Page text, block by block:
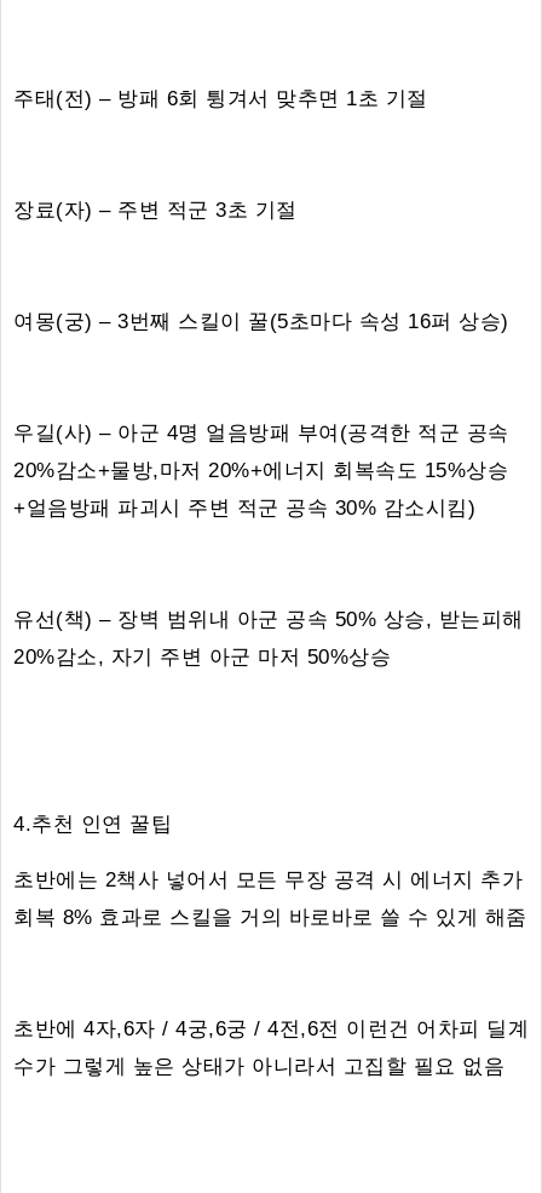
주태(전) – 방패 6회 튕겨서 맞추면 1초 기절
장료(자) – 주변 적군 3초 기절
여몽(궁) – 3번째 스킬이 꿀(5초마다 속성 16퍼 상승)
우길(사) – 아군 4명 얼음방패 부여(공격한 적군 공속
20%감소+물방,마저 20%+에너지 회복속도 15%상승
+얼음방패 파괴시 주변 적군 공속 30% 감소시킴)
유선(책) – 장벽 범위내 아군 공속 50% 상승, 받는피해
20%감소, 자기 주변 아군 마저 50%상승
4.추천 인연 꿀팁
초반에는 2책사 넣어서 모든 무장 공격 시 에너지 추가
회복 8% 효과로 스킬을 거의 바로바로 쓸 수 있게 해줌
초반에 4자,6자 / 4궁,6궁 / 4전,6전 이런건 어차피 딜계
수가 그렇게 높은 상태가 아니라서 고집할 필요 없음